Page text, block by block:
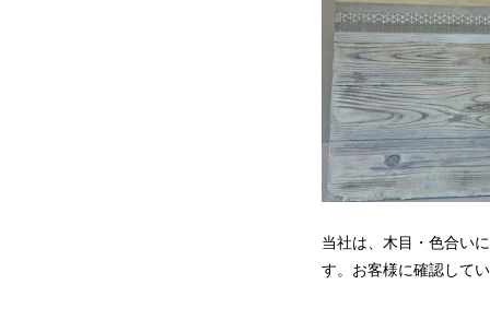
当社は、木目・色合い
す。お客様に確認して